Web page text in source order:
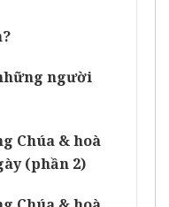
người
Chúa & hoà
(phần 2)